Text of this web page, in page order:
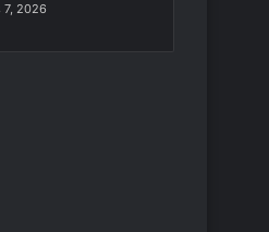
7, 2026